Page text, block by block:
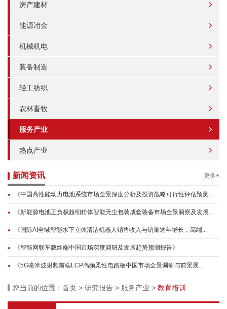
房产建材
能源冶金
机械机电
装备制造
轻工纺织
农林畜牧
服务产业
热点产业
新闻资讯 更多+
《中国高性能动力电池系统市场全景深度分析及投资战略可行性评估预测...
《新能源电池正负极超细粉体智能无尘包装成套装备市场全景洞察及发展...
《国际AI全域智能水下立体清洁机器人销售收入与销量逐年增长，高端...
《智能网联车载终端中国市场深度调研及发展趋势预测报告》
《5G毫米波射频前端LCP高频柔性电路板中国市场全景调研与前景展...
您当前的位置： 首页 > 研究报告 > 服务产业 > 教育培训